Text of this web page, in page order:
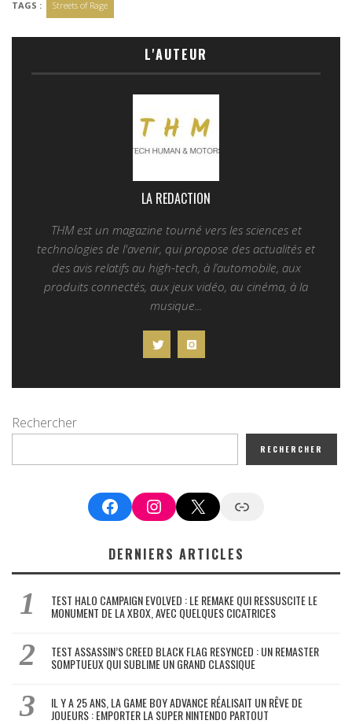
TAGS : Streets of Rage
L'AUTEUR
LA REDACTION
THM est un magazine tourné vers les sciences et
technologies de l'avenir, qui propose des actualités et
des avis relatifs au high-tech, à l’automobile, aux
produits connectés, aux jeux vidéo, au cinéma, à la
musique...
Rechercher
RECHERCHER
FacebookInstagram
X Google News
DERNIERS ARTICLES
TEST HALO CAMPAIGN EVOLVED : LE REMAKE QUI RESSUSCITE LE
MONUMENT DE LA XBOX, AVEC QUELQUES CICATRICES
TEST ASSASSIN’S CREED BLACK FLAG RESYNCED : UN REMASTER
SOMPTUEUX QUI SUBLIME UN GRAND CLASSIQUE
IL Y A 25 ANS, LA GAME BOY ADVANCE RÉALISAIT UN RÊVE DE
JOUEURS : EMPORTER LA SUPER NINTENDO PARTOUT